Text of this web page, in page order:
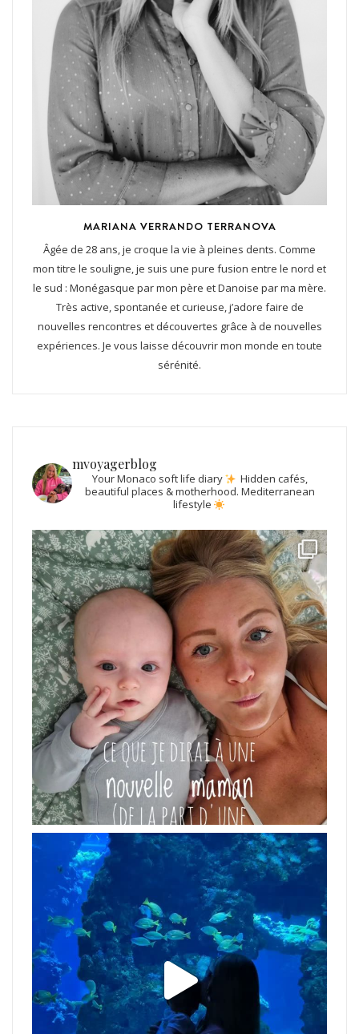
MARIANA VERRANDO TERRANOVA
Âgée de 28 ans, je croque la vie à pleines dents. Comme
mon titre le souligne, je suis une pure fusion entre le nord et
le sud : Monégasque par mon père et Danoise par ma mère.
Très active, spontanée et curieuse, j’adore faire de
nouvelles rencontres et découvertes grâce à de nouvelles
expériences. Je vous laisse découvrir mon monde en toute
sérénité.
mvoyagerblog
Your Monaco soft life diary
Hidden cafés,
beautiful places & motherhood. Mediterranean
lifestyle